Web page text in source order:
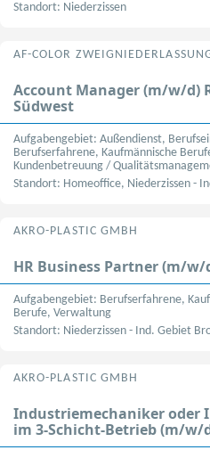
Standort: Niederzissen
AF-COLOR
Account Manager (m/w/d)
Südwest
Aufgabengebiet: Außendienst,
Berufserfahrene, Kaufmännische
Kundenbetreuung /
Standort: Homeoffice, Niederzissen -
AKRO-PLASTIC GMBH
HR Business Partner (m/w/
Aufgabengebiet: Berufserfahrene,
Berufe, Verwaltung
Standort: Niederzissen - Ind. Gebiet
AKRO-PLASTIC GMBH
Industriemechaniker oder
im 3-Schicht-Betrieb (m/w/